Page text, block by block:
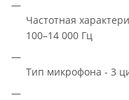
Частотная
100–14 000 Гц
Тип микрофона - 3